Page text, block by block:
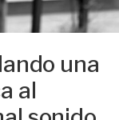
una
al